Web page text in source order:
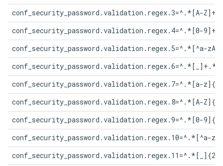
conf_security_password.validation.regex.3=^.*[A-
conf_security_password.validation.regex.4=^.*[0-
conf_security_password.validation.regex.5=^.*[^a-
conf_security_password.validation.regex.6=^.*[_]+.*$
conf_security_password.validation.regex.7=^.*[a-
conf_security_password.validation.regex.8=^.*[A-
conf_security_password.validation.regex.9=^.*[0-
conf_security_password.validation.regex.10=^.*[^a-